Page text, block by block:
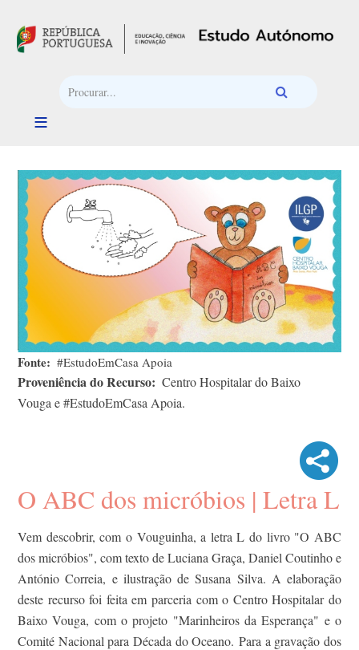
Fonte #EstudoEmCasa Apoia
Proveniência do Recurso
Centro Hospitalar do Baixo
Vouga e #EstudoEmCasa Apoia.
O ABC dos micróbios | Letra L
Vem descobrir, com o Vouguinha, a letra L do livro "O ABC
dos micróbios", com texto de Luciana Graça, Daniel Coutinho e
António Correia, e ilustração de Susana Silva. A elaboração
deste recurso foi feita em parceria com o Centro Hospitalar do
Baixo Vouga, com o projeto "Marinheiros da Esperança" e o
Comité Nacional para Década do Oceano. Para a gravação dos